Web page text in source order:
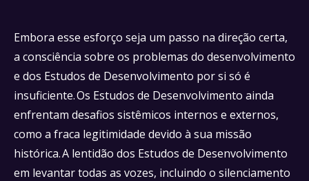
Embora esse esforço seja um passo na direção certa,
a consciência sobre os problemas do desenvolvimento
e dos Estudos de Desenvolvimento por si só é
insuficiente. Os Estudos de Desenvolvimento ainda
enfrentam desafios sistêmicos internos e externos,
como a fraca legitimidade devido à sua missão
histórica. A lentidão dos Estudos de Desenvolvimento
em levantar todas as vozes, incluindo o silenciamento